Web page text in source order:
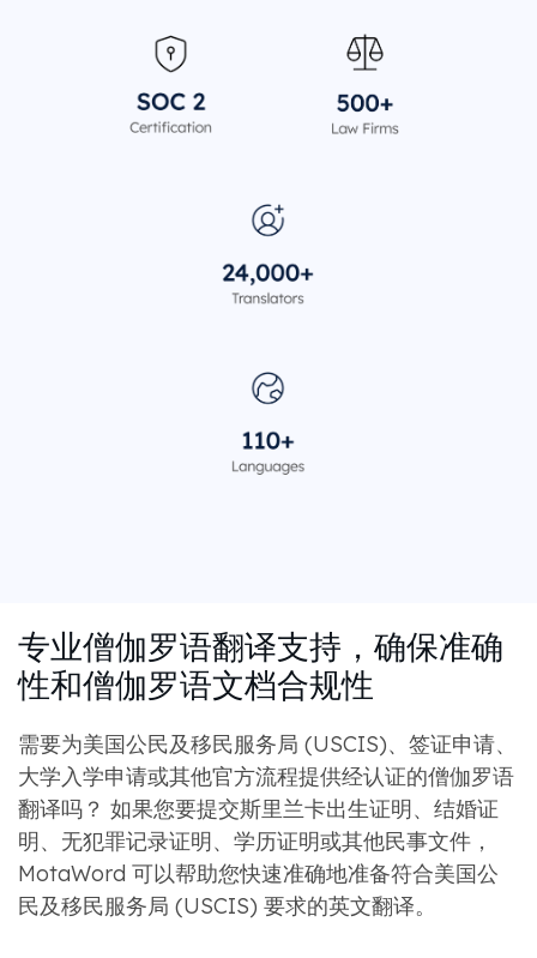
专业僧伽罗语翻译支持，确保准确
性和僧伽罗语文档合规性
需要为美国公民及移民服务局 (USCIS)、签证申请、
大学入学申请或其他官方流程提供经认证的僧伽罗语
翻译吗？ 如果您要提交斯里兰卡出生证明、结婚证
明、无犯罪记录证明、学历证明或其他民事文件，
MotaWord 可以帮助您快速准确地准备符合美国公
民及移民服务局 (USCIS) 要求的英文翻译。